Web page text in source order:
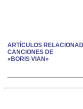
ARTÍCULOS
CANCIONES DE
«BORIS VIAN»